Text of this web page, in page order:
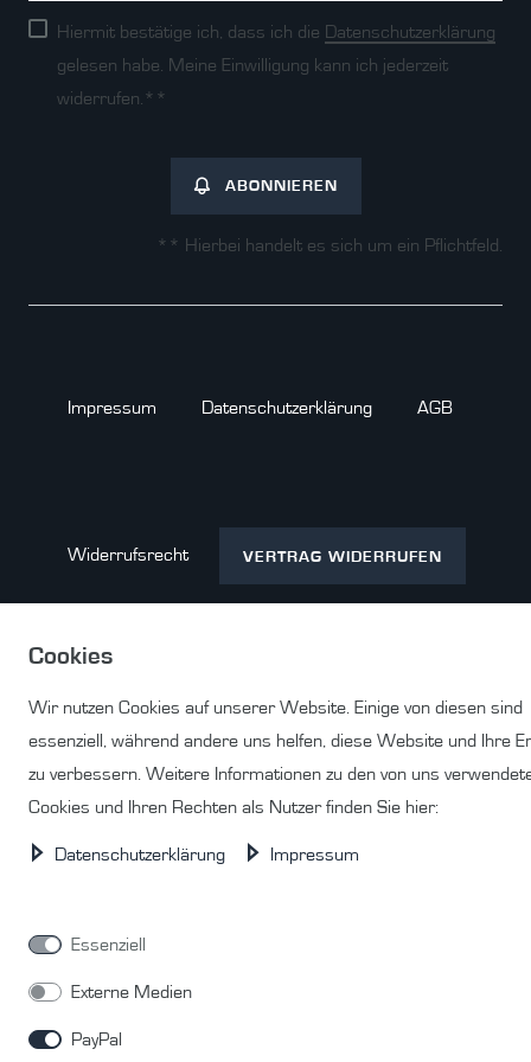
Hiermit bestätige ich, dass ich die Daten­schutz­erklärung
gelesen habe. Meine Einwilligung kann ich jederzeit
widerrufen.**
ABONNIEREN
** Hierbei handelt es sich um ein Pflichtfeld.
Impressum Daten­schutz­erklärung AGB
Widerrufs­recht VERTRAG WIDERRUFEN
Kontakt
© Copyright 2026 | Alle Rechte vorbehalten.
Cookies
Wir nutzen Cookies auf unserer Website. Einige von diesen sind
essenziell, während andere uns helfen, diese Website und Ihre
zu verbessern. Weitere Informationen zu den von uns
Cookies und Ihren Rechten als Nutzer finden Sie hier:
Daten­schutz­erklärung Impressum
Essenziell
Externe Medien
PayPal